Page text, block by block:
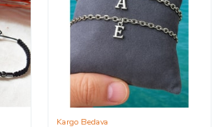
Kargo Bedava